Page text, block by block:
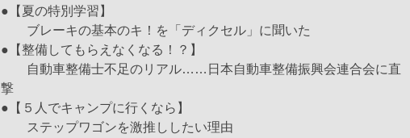
●【夏の特別学習】
ブレーキの基本のキ！を「ディクセル」に聞いた
●【整備してもらえなくなる！？】
自動車整備士不足のリアル……日本自動車整備振興会連合会に直
撃
●【５人でキャンプに行くなら】
ステップワゴンを激推ししたい理由